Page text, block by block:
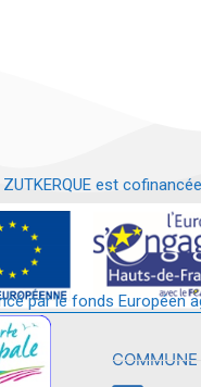
est
et requalification
par le fonds Européen